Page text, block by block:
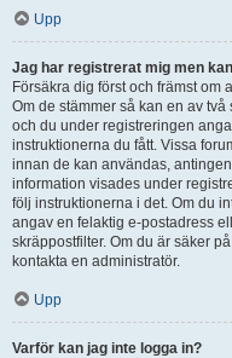
Upp
Jag har registrerat mig men
Försäkra dig först och främst om
Om de stämmer så kan en av
och du under registreringen
instruktionerna du fått. Vissa
innan de kan användas,
information visades under
följ instruktionerna i det. Om du
angav en felaktig e-postadress
skräppostfilter. Om du är säker
kontakta en administratör.
Upp
Varför kan jag inte logga in?